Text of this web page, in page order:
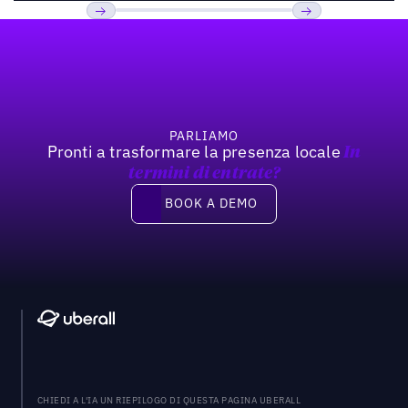
PARLIAMO
Pronti a trasformare la presenza locale In
termini di entrate?
Book a demo
BOOK A DEMO
CHIEDI A L'IA UN RIEPILOGO DI QUESTA PAGINA UBERALL